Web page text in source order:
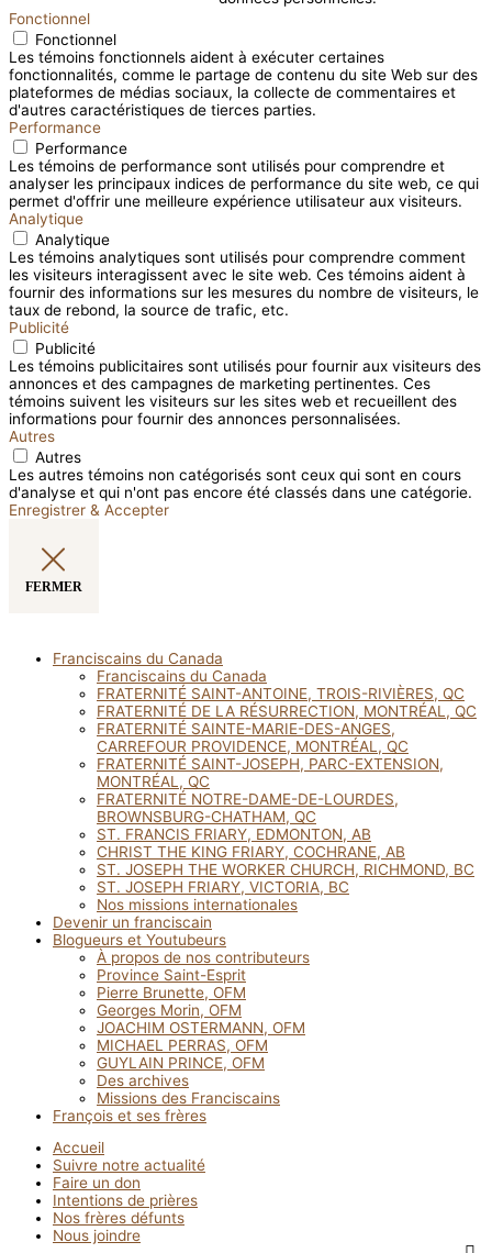
Fonctionnel
Fonctionnel
Les témoins fonctionnels aident à exécuter certaines
fonctionnalités, comme le partage de contenu du site Web sur des
plateformes de médias sociaux, la collecte de commentaires et
d'autres caractéristiques de tierces parties.
Performance
Performance
Les témoins de performance sont utilisés pour comprendre et
analyser les principaux indices de performance du site web, ce qui
permet d'offrir une meilleure expérience utilisateur aux visiteurs.
Analytique
Analytique
Les témoins analytiques sont utilisés pour comprendre comment
les visiteurs interagissent avec le site web. Ces témoins aident à
fournir des informations sur les mesures du nombre de visiteurs, le
taux de rebond, la source de trafic, etc.
Publicité
Publicité
Les témoins publicitaires sont utilisés pour fournir aux visiteurs des
annonces et des campagnes de marketing pertinentes. Ces
témoins suivent les visiteurs sur les sites web et recueillent des
informations pour fournir des annonces personnalisées.
Autres
Autres
Les autres témoins non catégorisés sont ceux qui sont en cours
d'analyse et qui n'ont pas encore été classés dans une catégorie.
Enregistrer & Accepter
FERMER
Franciscains du Canada
Franciscains du Canada
FRATERNITÉ SAINT-ANTOINE, TROIS-RIVIÈRES, QC
FRATERNITÉ DE LA RÉSURRECTION, MONTRÉAL, QC
FRATERNITÉ SAINTE-MARIE-DES-ANGES,
CARREFOUR PROVIDENCE, MONTRÉAL, QC
FRATERNITÉ SAINT-JOSEPH, PARC-EXTENSION,
MONTRÉAL, QC
FRATERNITÉ NOTRE-DAME-DE-LOURDES,
BROWNSBURG-CHATHAM, QC
ST. FRANCIS FRIARY, EDMONTON, AB
CHRIST THE KING FRIARY, COCHRANE, AB
ST. JOSEPH THE WORKER CHURCH, RICHMOND, BC
ST. JOSEPH FRIARY, VICTORIA, BC
Nos missions internationales
Devenir un franciscain
Blogueurs et Youtubeurs
À propos de nos contributeurs
Province Saint-Esprit
Pierre Brunette, OFM
Georges Morin, OFM
JOACHIM OSTERMANN, OFM
MICHAEL PERRAS, OFM
GUYLAIN PRINCE, OFM
Des archives
Missions des Franciscains
François et ses frères
Accueil
Suivre notre actualité
Faire un don
Intentions de prières
Nos frères défunts
Nous joindre